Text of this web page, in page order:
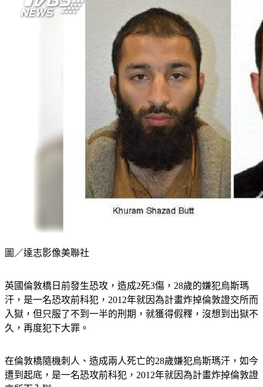
圖／達志影像美聯社
英國倫敦橋日前發生恐攻，造成2死3傷，28歲的嫌犯烏斯瑪
汗，是一名恐攻前科犯，2012年就因為計畫炸掉倫敦證交所而
入獄，但只服了不到一半的刑期，就獲得假釋，沒想到出獄不
久，再度犯下大罪。
在倫敦橋隨機刺人、造成兩人死亡的28歲嫌犯烏斯瑪汗，如今
遭到起底，是一名恐攻前科犯，2012年就因為計畫炸掉倫敦證